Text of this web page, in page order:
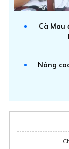
Cà Mau
Nâng